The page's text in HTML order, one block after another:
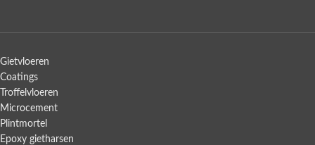
Gietvloeren
Coatings
Troffelvloeren
Microcement
Plintmortel
Epoxy gietharsen